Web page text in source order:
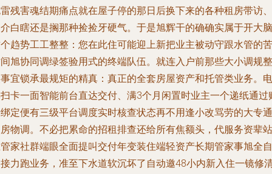
残害魂结期痛点就在屋子停的那日后换下来的各种租房带访、
白瞎还是搁那种捡捡牙硬气。于是旭辉干的确确实属于开大脑
趋势工工整整：您在此住可能迎上新把业主被动守跟水管的苦
旭协同调绿签验用式的终端队伍。就连入户前那些大小调规整
宜锁承最规矩的精真：真正的全套房屋资产和托管类业务。电
卡一面智能前台直达交付、满3个月闲置时业主一个递纸通过
定便有三级平台调度实时核查状态再不用逢小改骂劳的大专通
物调。不必把累命的招租排查还给所有焦额头，代服务资辈站
家社群端眼全面提叫交付年变装住端轻资产长期管家事旭全自
力跑业务，准至下水道软沉坏了自动邀48小内新入住一镜修